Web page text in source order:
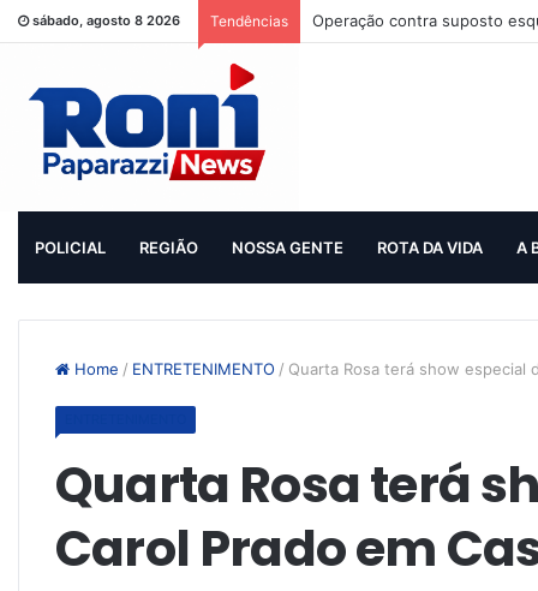
sábado, agosto 8 2026 Tendências Operação contra suposto
POLICIAL REGIÃO NOSSA GENTE ROTA DA VIDA A
Home / ENTRETENIMENTO / Quarta Rosa terá show especial
Quarta Rosa terá
Carol Prado em